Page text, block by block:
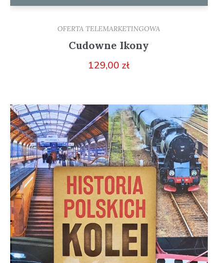
OFERTA TELEMARKETINGOWA
Cudowne Ikony
129,00 zł